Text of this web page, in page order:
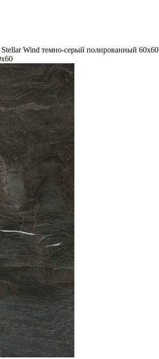
Stellar Wind темно-серый полированный 60x60